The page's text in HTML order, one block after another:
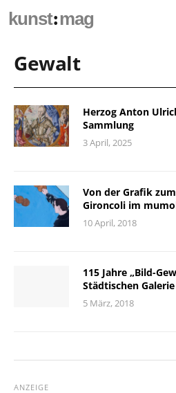
kunst:mag
Gewalt
Herzog Anton
Sammlung
3 April, 2025
Von der Grafik
Gironcoli im
10 April, 2018
115 Jahre „Bild-
Städtischen
5 März, 2018
ANZEIGE